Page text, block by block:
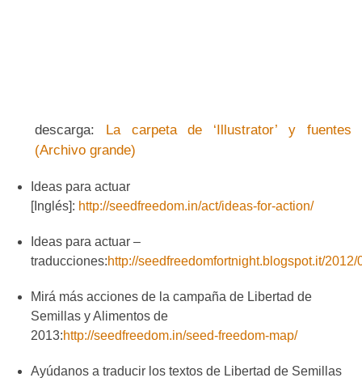
descarga: La carpeta de ‘Illustrator’ y fuentes
(Archivo grande)
Ideas para actuar
[Inglés]: http://seedfreedom.in/act/ideas-for-action/
Ideas para actuar –
traducciones:http://seedfreedomfortnight.blogspot.it/
Mirá más acciones de la campaña de Libertad de
Semillas y Alimentos de
2013:http://seedfreedom.in/seed-freedom-map/
Ayúdanos a traducir los textos de Libertad de Semillas